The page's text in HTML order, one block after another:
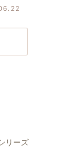
リーズ